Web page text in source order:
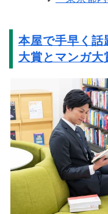
本屋で手早く話
大賞とマンガ大